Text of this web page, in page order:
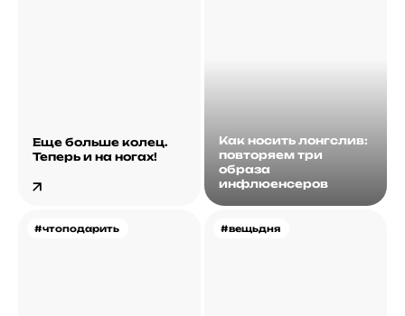
Еще больше колец.
Теперь и на ногах!
Как носить лонгслив:
повторяем три
образа
инфлюенсеров
#чтоподарить #вещьдня